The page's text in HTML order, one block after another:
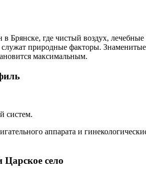
Брянске, где чистый воздух,
природные факторы.
максимальным.
систем.
аппарата и
Царское село